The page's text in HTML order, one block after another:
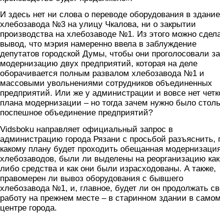
И здесь нет ни слова о переводе оборудования в здание
хлебозавода №3 на улицу Чкалова, ни о закрытии
производства на хлебозаводе №1. Из этого можно
вывод, что мэрия намеренно ввела в заблуждение
депутатов городской Думы, чтобы они проголосовали за
модернизацию двух предприятий, которая на деле
оборачивается полным развалом хлебозавода №1 и
массовыми увольнениями сотрудников объединенных
предприятий. Или же у администрации и вовсе нет
плана модернизации – но тогда зачем нужно было столь
поспешное объединение предприятий?
Vidsboku направляет официальный запрос в
администрацию города Рязани с просьбой разъяснить,
какому плану будет проходить обещанная
хлебозаводов, были ли выделены на реорганизацию
либо средства и как они были израсходованы. А также,
правомерен ли вывоз оборудования с бывшего
хлебозавода №1, и, главное, будет ли он продолжать
работу на прежнем месте – в старинном здании в
центре города.